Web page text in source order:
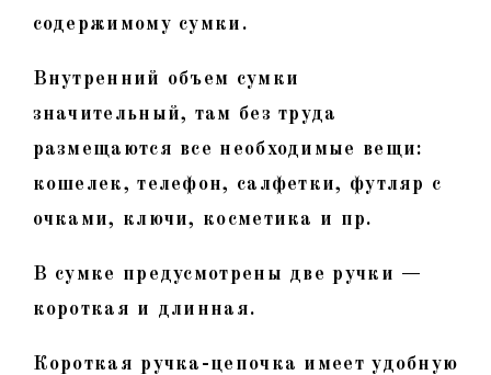
содержимому сумки.
Внутренний объем сумки
значительный, там без труда
размещаются все необходимые вещи:
кошелек, телефон, салфетки, футляр с
очками, ключи, косметика и пр.
В сумке предусмотрены две ручки —
короткая и длинная.
Короткая ручка-цепочка имеет удобную